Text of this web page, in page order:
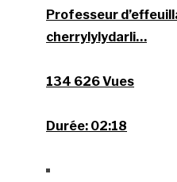
Professeur
cherrylylydarli…
134 626 Vues
Durée: 02:18